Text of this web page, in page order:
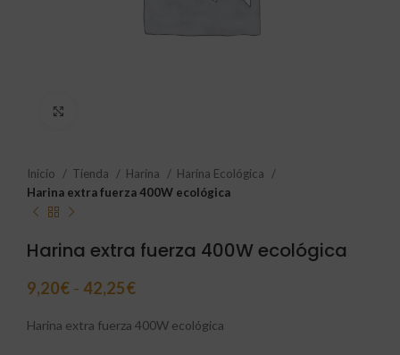
Inicio Tienda Harina
Harina Ecológica
Harina extra fuerza 400W ecológica
Harina extra fuerza 400W ecológica
9,20€ - 42,25€
Harina extra fuerza 400W ecológica